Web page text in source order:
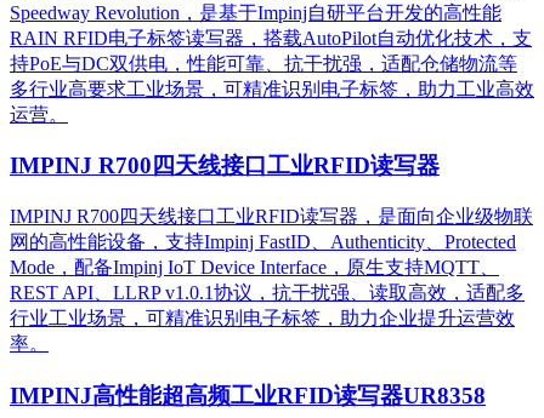
Speedway Revolution，是基于Impinj自研平台开发的高性能
RAIN RFID电子标签读写器，搭载AutoPilot自动优化技术，支
持PoE与DC双供电，性能可靠、抗干扰强，适配仓储物流等
多行业高要求工业场景，可精准识别电子标签，助力工业高效
运营。​
IMPINJ R700四天线接口工业RFID读写器
IMPINJ R700四天线接口工业RFID读写器，是面向企业级物联
网的高性能设备，支持Impinj FastID、Authenticity、Protected
Mode，配备Impinj IoT Device Interface，原生支持MQTT、
REST API、LLRP v1.0.1协议，抗干扰强、读取高效，适配多
行业工业场景，可精准识别电子标签，助力企业提升运营效
率。
IMPINJ高性能超高频工业RFID读写器UR8358